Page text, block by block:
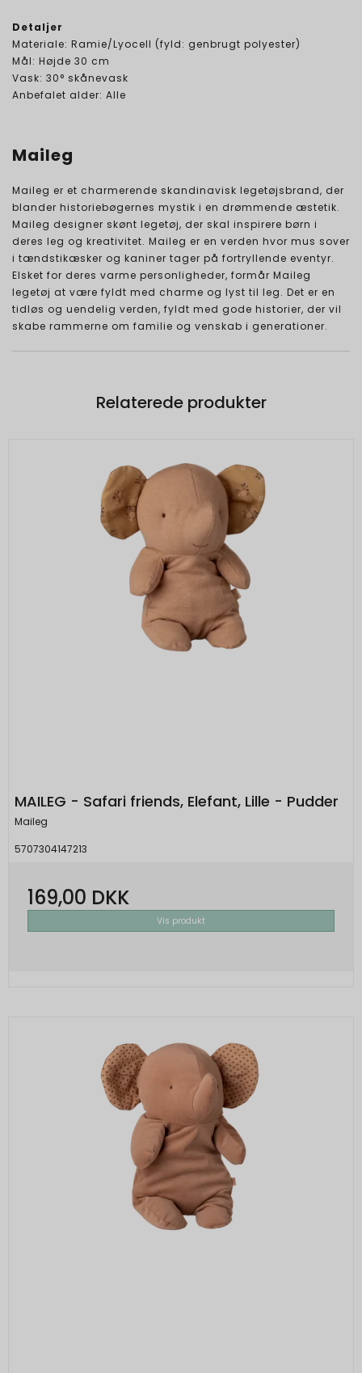
Detaljer
Materiale: Ramie/Lyocell (fyld: genbrugt polyester)
Mål: Højde 30 cm
Vask: 30° skånevask
Anbefalet alder: Alle
Maileg
Maileg er et charmerende skandinavisk legetøjsbrand, der
blander historiebøgernes mystik i en drømmende æstetik.
Maileg designer skønt legetøj, der skal inspirere børn i
deres leg og kreativitet. Maileg er en verden hvor mus sover
i tændstikæsker og kaniner tager på fortryllende eventyr.
Elsket for deres varme personligheder, formår Maileg
legetøj at være fyldt med charme og lyst til leg. Det er en
tidløs og uendelig verden, fyldt med gode historier, der vil
skabe rammerne om familie og venskab i generationer.
Relaterede produkter
MAILEG - Safari friends, Elefant, Lille - Pudder
Maileg
5707304147213
169,00 DKK
Vis produkt